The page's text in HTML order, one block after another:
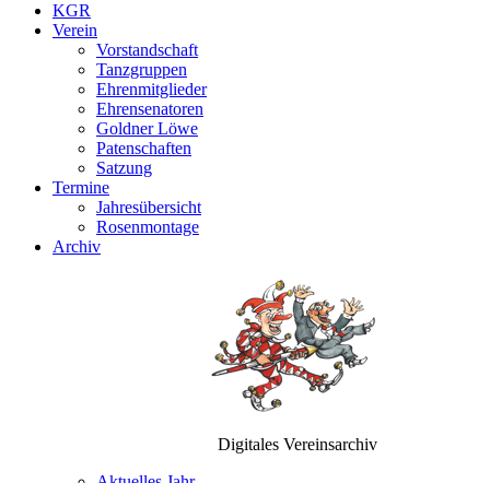
KGR
Verein
Vorstandschaft
Tanzgruppen
Ehrenmitglieder
Ehrensenatoren
Goldner Löwe
Patenschaften
Satzung
Termine
Jahresübersicht
Rosenmontage
Archiv
Digitales Vereinsarchiv